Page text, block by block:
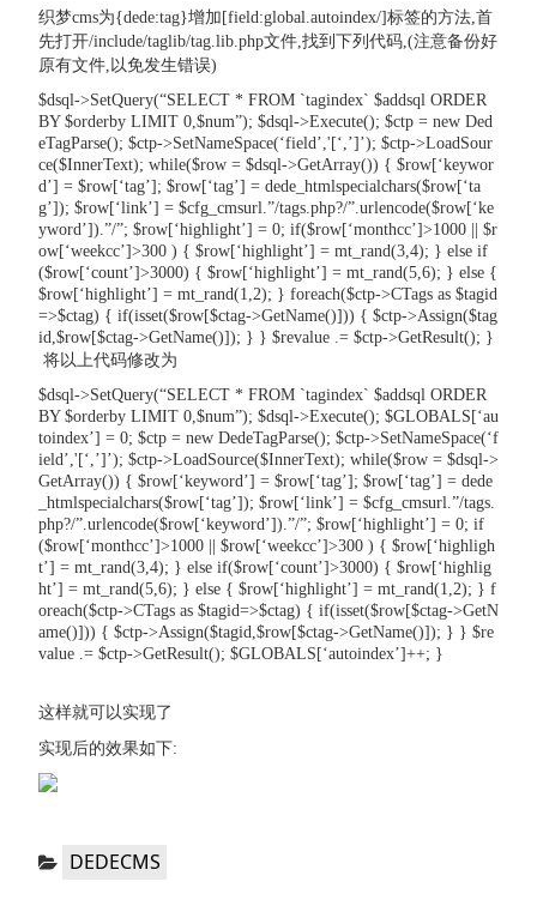
织梦cms为{dede:tag}增加[field:global.autoindex/]标签的方法,首
先打开/include/taglib/tag.lib.php文件,找到下列代码,(注意备份好
原有文件,以免发生错误)
$dsql->SetQuery(“SELECT * FROM `tagindex` $addsql ORDER
BY $orderby LIMIT 0,$num”); $dsql->Execute(); $ctp = new Ded
eTagParse(); $ctp->SetNameSpace(‘field’,'[‘,’]’); $ctp->LoadSour
ce($InnerText); while($row = $dsql->GetArray()) { $row[‘keywor
d’] = $row[‘tag’]; $row[‘tag’] = dede_htmlspecialchars($row[‘ta
g’]); $row[‘link’] = $cfg_cmsurl.”/tags.php?/”.urlencode($row[‘ke
yword’]).”/”; $row[‘highlight’] = 0; if($row[‘monthcc’]>1000 || $r
ow[‘weekcc’]>300 ) { $row[‘highlight’] = mt_rand(3,4); } else if
($row[‘count’]>3000) { $row[‘highlight’] = mt_rand(5,6); } else {
$row[‘highlight’] = mt_rand(1,2); } foreach($ctp->CTags as $tagid
=>$ctag) { if(isset($row[$ctag->GetName()])) { $ctp->Assign($tag
id,$row[$ctag->GetName()]); } } $revalue .= $ctp->GetResult(); }
将以上代码修改为
$dsql->SetQuery(“SELECT * FROM `tagindex` $addsql ORDER
BY $orderby LIMIT 0,$num”); $dsql->Execute(); $GLOBALS[‘au
toindex’] = 0; $ctp = new DedeTagParse(); $ctp->SetNameSpace(‘f
ield’,'[‘,’]’); $ctp->LoadSource($InnerText); while($row = $dsql->
GetArray()) { $row[‘keyword’] = $row[‘tag’]; $row[‘tag’] = dede
_htmlspecialchars($row[‘tag’]); $row[‘link’] = $cfg_cmsurl.”/tags.
php?/”.urlencode($row[‘keyword’]).”/”; $row[‘highlight’] = 0; if
($row[‘monthcc’]>1000 || $row[‘weekcc’]>300 ) { $row[‘highligh
t’] = mt_rand(3,4); } else if($row[‘count’]>3000) { $row[‘highlig
ht’] = mt_rand(5,6); } else { $row[‘highlight’] = mt_rand(1,2); } f
oreach($ctp->CTags as $tagid=>$ctag) { if(isset($row[$ctag->GetN
ame()])) { $ctp->Assign($tagid,$row[$ctag->GetName()]); } } $re
value .= $ctp->GetResult(); $GLOBALS[‘autoindex’]++; }
这样就可以实现了
实现后的效果如下:
分
DEDECMS